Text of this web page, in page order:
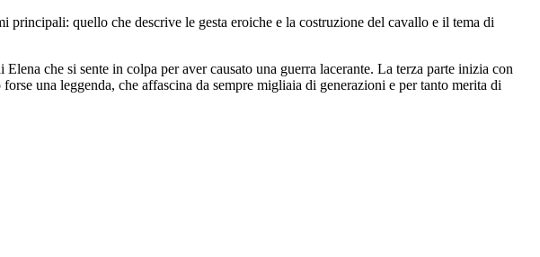
quello che descrive le gesta eroiche e la costruzione del cavallo e il tema di
che si sente in colpa per aver causato una guerra lacerante. La terza parte inizia con
una leggenda, che affascina da sempre migliaia di generazioni e per tanto merita di